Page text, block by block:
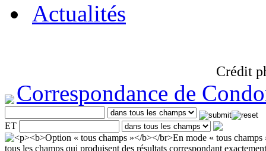
Actualités
Crédit
Correspondance de
ET